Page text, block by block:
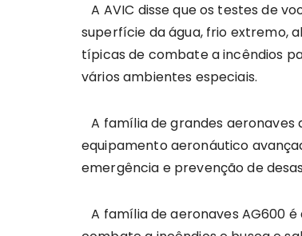
A AVIC disse que os testes de
superfície da água, frio extremo,
típicas de combate a incêndios
vários ambientes especiais.
A família de grandes aeronaves
equipamento aeronáutico
emergência e prevenção de
A família de aeronaves AG600